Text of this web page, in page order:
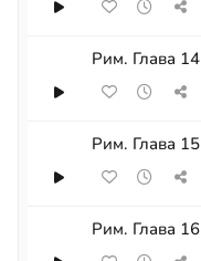
Рим. Глава 14
Рим. Глава 15
Рим. Глава 16